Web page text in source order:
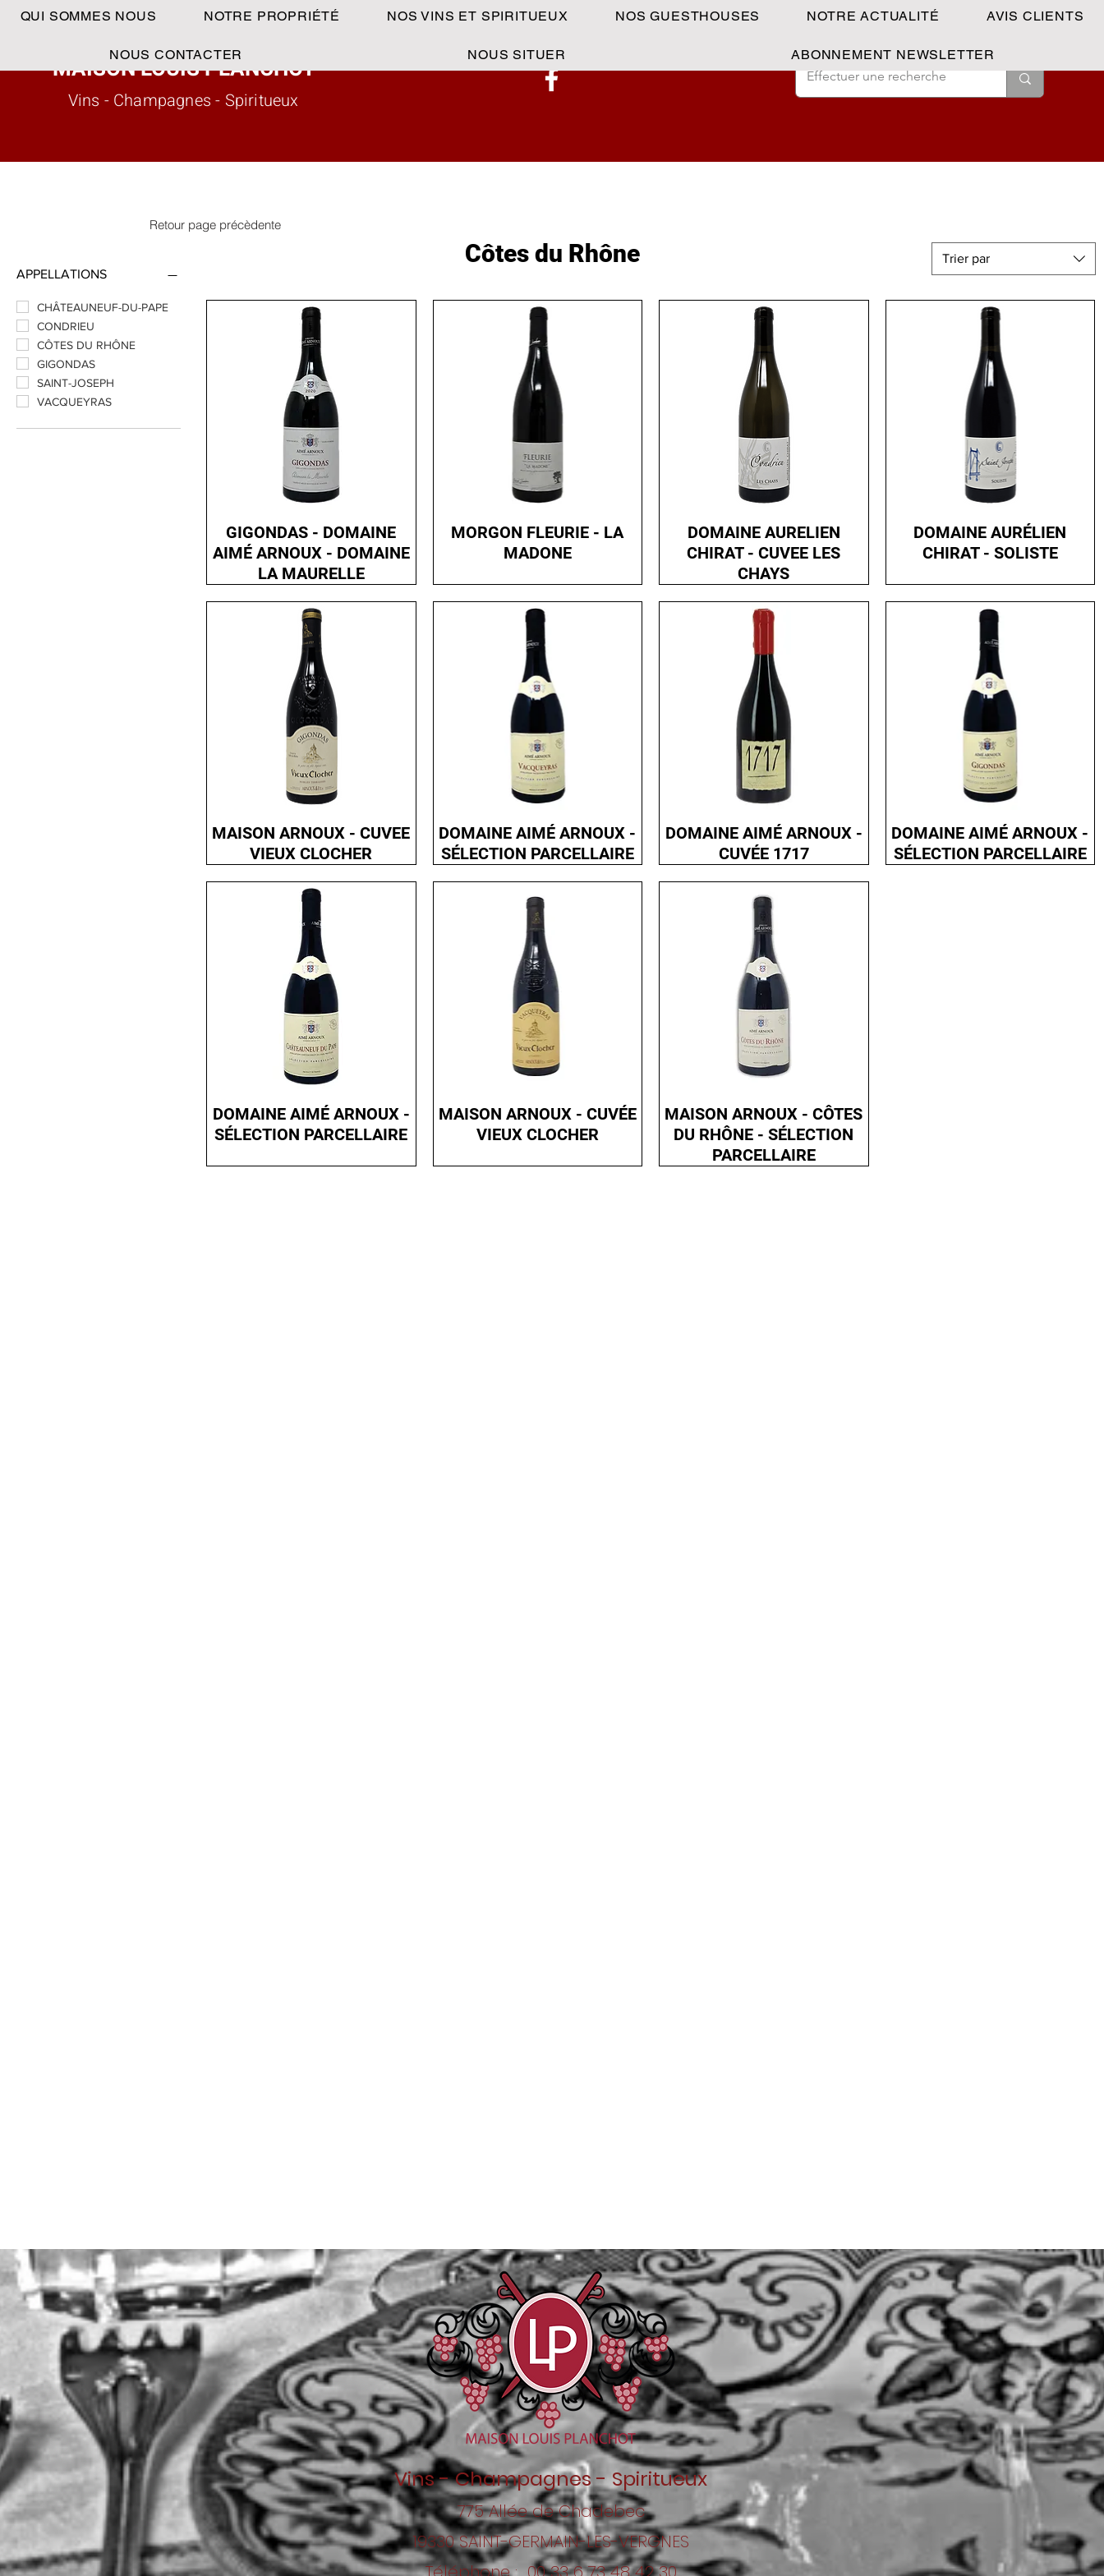
MAISON LOUIS PLANCHOT
Vins - Champagnes - Spiritueux
APPELLATIONS
CHÂTEAUNEUF-DU-PAPE
CONDRIEU
CÔTES DU RHÔNE
GIGONDAS
SAINT-JOSEPH
VACQUEYRAS
Trier par
GIGONDAS - DOMAINE
AIMÉ ARNOUX - DOMAINE
LA MAURELLE
MORGON FLEURIE - LA
MADONE
DOMAINE AURELIEN
CHIRAT - CUVEE LES
CHAYS
DOMAINE AURÉLIEN
CHIRAT - SOLISTE
MAISON ARNOUX - CUVEE
VIEUX CLOCHER
DOMAINE AIMÉ ARNOUX -
SÉLECTION PARCELLAIRE
DOMAINE AIMÉ ARNOUX -
CUVÉE 1717
DOMAINE AIMÉ ARNOUX -
SÉLECTION PARCELLAIRE
DOMAINE AIMÉ ARNOUX -
SÉLECTION PARCELLAIRE
MAISON ARNOUX - CUVÉE
VIEUX CLOCHER
MAISON ARNOUX - CÔTES
DU RHÔNE - SÉLECTION
PARCELLAIRE
Côtes du Rhône
Retour page précèdente
QUI SOMMES NOUS NOTRE PROPRIÉTÉ NOS VINS ET SPIRITUEUX NOS GUESTHOUSES NOTRE ACTUALITÉ AVIS CLIENTS
NOUS CONTACTER NOUS SITUER ABONNEMENT NEWSLETTER
Vins - Champagnes - Spiritueux
775 Allée de Chadebec
19330 SAINT-GERMAIN-LES-VERGNES